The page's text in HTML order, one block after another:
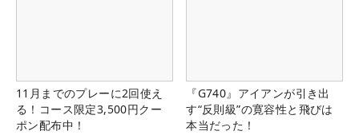
11月までのプレーに2回使え
る！コース限定3,500円クー
ポン配布中！
『G740』アイアンが引き出
す“反則級”の寛容性と飛びは
本当だった！